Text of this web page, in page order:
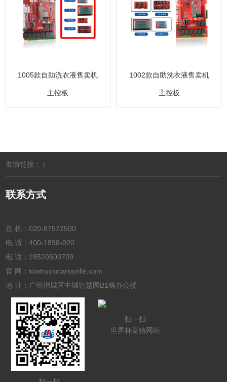
1005款自助洗衣液售卖机
主控板
1002款自助洗衣液售卖机
主控板
友情链接： |
联系方式
总 机：020-87572500
电 话：400-1898-020
电 话： 18520500709
官 网：towtruckclarksville.com
地 址：广州增城区中城智慧园B1栋办公楼
扫一扫
世界杯竞猜网站